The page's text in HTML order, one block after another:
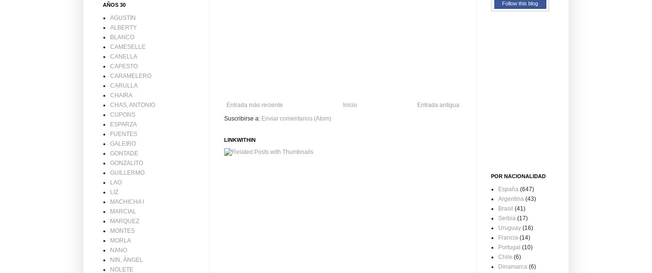
Entrada más reciente Entrada antigua
Inicio
Suscribirse a: Enviar comentarios (Atom)
LINKWITHIN
AÑOS 30
AGUSTIN
ALBERTY
BLANCO
CAMESELLE
CANELLA
CAPESTO
CARAMELERO
CARULLA
CHAIRA
CHAS, ANTONIO
CUPONS
ESPARZA
FUENTES
GALEIRO
GONTADE
GONZALITO
GUILLERMO
LAO
LIZ
MACHICHA I
MARCIAL
MARQUEZ
MONTES
MORLA
NANO
NIN, ÁNGEL
NOLETE
Follow this blog
POR NACIONALIDAD
España (647)
Argentina (43)
Brasil (41)
Serbia (17)
Uruguay (16)
Francia (14)
Portugal (10)
Chile (6)
Dinamarca (6)